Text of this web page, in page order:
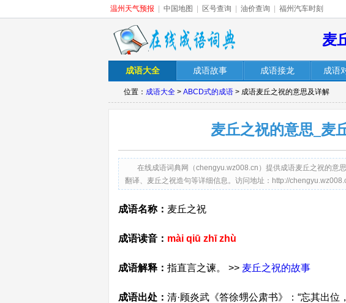
温州天气预报 中国地图 区号查询 油价查询 福州汽车时刻
麦
成语大全 成语故事 成语接龙 成语
位置： 成语大全 > ABCD式的成语 > 成语麦丘之祝的意思及详解
麦丘之祝的意思_麦
在线成语词典网（chengyu.wz008.cn）提供成语麦丘之祝的意
翻译、麦丘之祝造句等详细信息。访问地址：http://
成语名称： 麦丘之祝
成语读音： mài qiū zhī zhù
成语解释： 指直言之谏。 >> 麦丘之祝的故事
成语出处： 清·顾炎武《答徐甥公肃书》：“忘其出